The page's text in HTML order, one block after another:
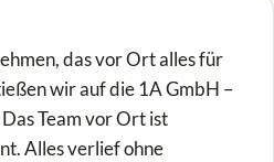
das vor Ort alles für
wir auf die 1A GmbH –
Team vor Ort ist
Alles verlief ohne